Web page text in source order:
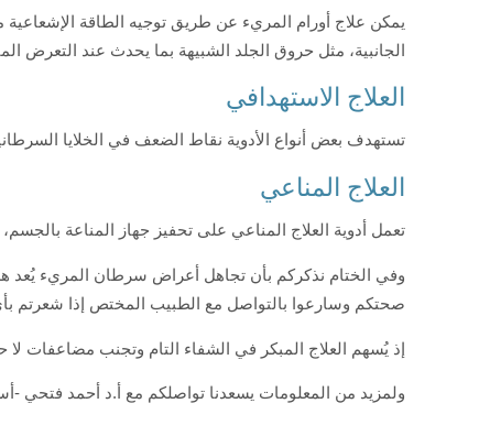
يمكن علاج أورام المريء عن طريق توجيه الطاقة
الجانبية، مثل حروق الجلد الشبيهة بما يحدث عند التعرض
العلاج الاستهدافي
تستهدف بعض أنواع الأدوية نقاط الضعف في الخلايا
العلاج المناعي
تعمل أدوية العلاج المناعي على تحفيز جهاز المناعة
وفي الختام نذكركم بأن تجاهل أعراض سرطان المريء يُعد
صحتكم وسارعوا بالتواصل مع الطبيب المختص إذا شعرتم
إذ يُسهم العلاج المبكر في الشفاء التام وتجنب مضاعفات لا
ولمزيد من المعلومات يسعدنا تواصلكم مع أ.د أحمد فتحي -